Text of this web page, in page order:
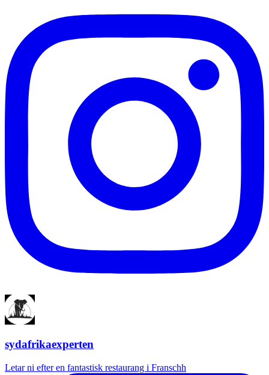
sydafrikaexperten
Letar ni efter en fantastisk restaurang i Franschh